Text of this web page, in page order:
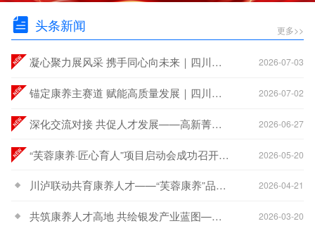
头条新闻 更多>>
凝心聚力展风采 携手同心向未来｜四川西部人力资源开发中心2026年度团建活动圆满举行 2026-07-03
锚定康养主赛道 赋能高质量发展｜四川西部人力资源开发中心成功召开2026年度半年总结会 2026-07-02
深化交流对接 共促人才发展——高新菁蓉汇智人才一行莅临西部人力资源开发中心交流座谈 2026-06-27
“芙蓉康养·匠心育人”项目启动会成功召开 政行校企协同共筑就业困难群体赋能新生态 2026-05-20
川泸联动共育康养人才——“芙蓉康养”品牌建设交流座谈会顺利举行 2026-04-21
共筑康养人才高地 共绘银发产业蓝图——“芙蓉康养”银发产业技能人才培育体系专题研讨会成功举办 2026-03-20